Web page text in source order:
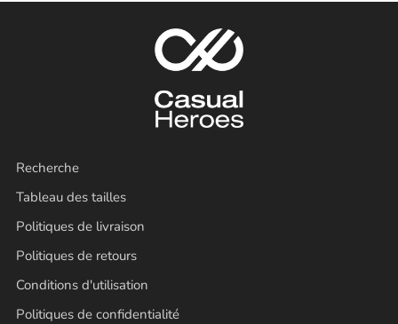
Recherche
Tableau des tailles
Politiques de livraison
Politiques de retours
Conditions d'utilisation
Politiques de confidentialité